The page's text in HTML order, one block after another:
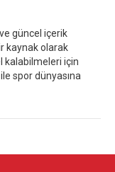
güncel içerik
kaynak olarak
kalabilmeleri için
spor dünyasına